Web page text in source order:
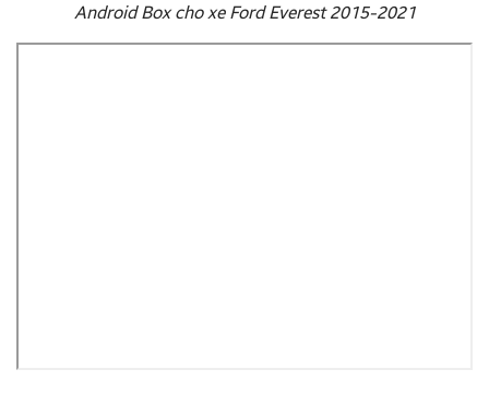
Android Box cho xe Ford Everest 2015-2021